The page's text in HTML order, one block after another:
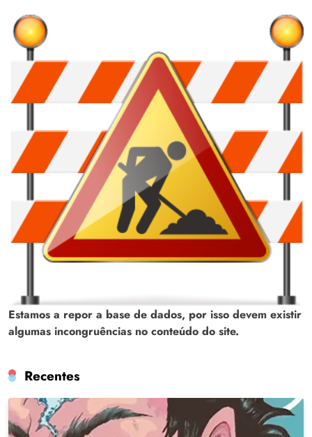
Estamos a repor a base de dados, por isso devem existir
algumas incongruências no conteúdo do site.
Recentes